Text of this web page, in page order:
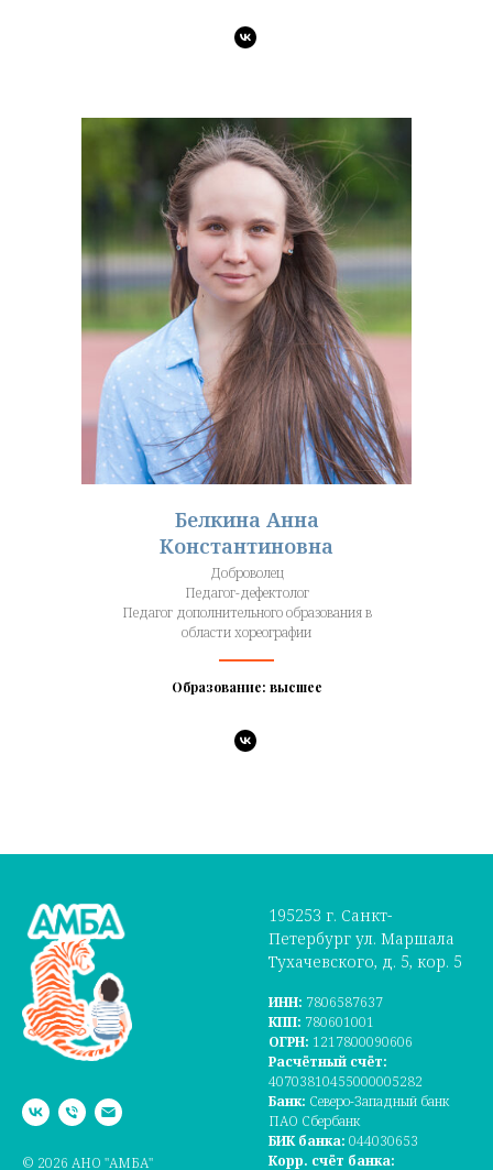
Белкина Анна
Константиновна
Доброволец
Педагог-дефектолог
Педагог дополнительного образования в
области хореографии
Образование: высшее
© 2026 АНО "АМБА"
195253 г. Санкт-
Петербург ул. Маршала
Тухачевского, д. 5, кор. 5
ИНН: 7806587637
КПП: 780601001
ОГРН: 1217800090606
Расчётный счёт:
40703810455000005282
Банк: Северо-Западный банк
ПАО Сбербанк
БИК банка: 044030653
Корр. счёт банка: